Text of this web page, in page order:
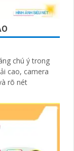
chú ý trong
rõ nét